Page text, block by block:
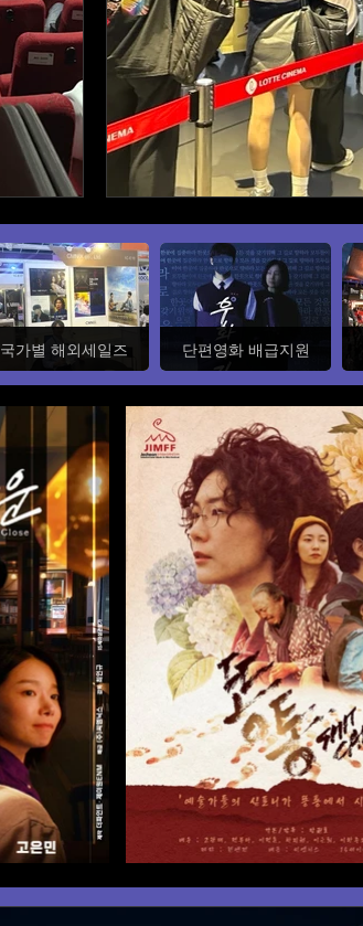
국가별 해외세일즈 단편영화 배급지원